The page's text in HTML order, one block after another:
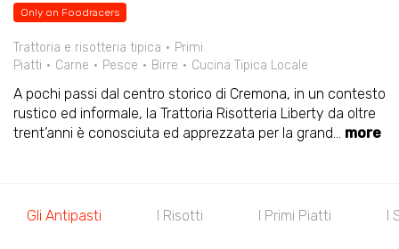
Only on Foodracers
Trattoria e risotteria tipica
Primi
Piatti
Carne Pesce Birre Cucina Tipica Locale
A pochi passi dal centro storico di Cremona, in un contesto
rustico ed informale, la Trattoria Risotteria Liberty da oltre
trent’anni è conosciuta ed apprezzata per la grand... more
Gli Antipasti I Risotti I Primi Piatti I